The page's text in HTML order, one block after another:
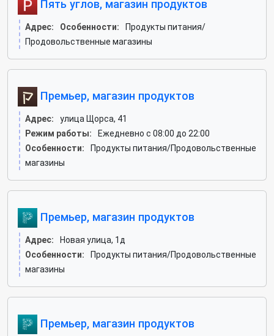
Пять углов, магазин продуктов
Адрес: Особенности:
Продукты питания/
Продовольственные магазины
Премьер, магазин продуктов
Адрес:
улица Щорса, 41
Режим работы:
Ежедневно с 08:00 до 22:00
Особенности:
Продукты питания/Продовольственные
магазины
Премьер, магазин продуктов
Адрес:
Новая улица, 1д
Особенности:
Продукты питания/Продовольственные
магазины
Премьер, магазин продуктов